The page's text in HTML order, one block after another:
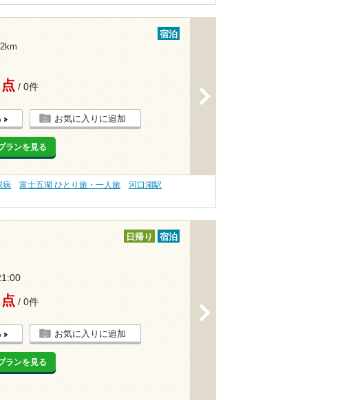
宿泊
/ 0件
お気に入りに追加
ランを見る
病 富士五湖 ひとり旅・一人旅
河口湖駅
日帰り 宿泊
/ 0件
お気に入りに追加
ランを見る